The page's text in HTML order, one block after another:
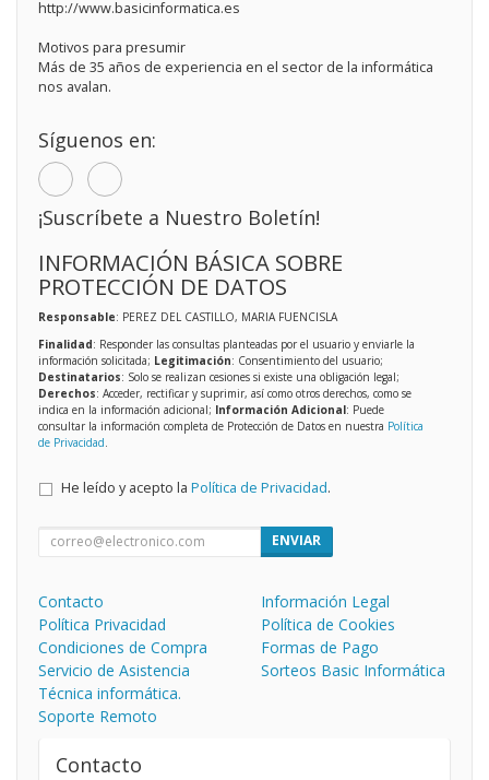
http://www.basicinformatica.es
Motivos para presumir
Más de 35 años de experiencia en el sector de la informática
nos avalan.
Síguenos en:
¡Suscríbete a Nuestro Boletín!
INFORMACIÓN BÁSICA SOBRE
PROTECCIÓN DE DATOS
Responsable: PEREZ DEL CASTILLO, MARIA FUENCISLA
Finalidad: Responder las consultas planteadas por el usuario y enviarle la
información solicitada; Legitimación: Consentimiento del usuario;
Destinatarios: Solo se realizan cesiones si existe una obligación legal;
Derechos: Acceder, rectificar y suprimir, así como otros derechos, como se
indica en la información adicional; Información Adicional: Puede
consultar la información completa de Protección de Datos en nuestra Política
de Privacidad
He leído y acepto la Política de Privacidad.
ENVIAR
Contacto
Información Legal
Política Privacidad
Política de Cookies
Condiciones de Compra
Formas de Pago
Servicio de Asistencia
Técnica informática.
Soporte Remoto
Sorteos Basic Informática
Contacto